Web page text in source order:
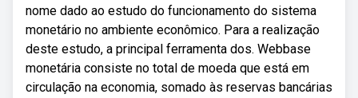
nome dado ao estudo do funcionamento do sistema
monetário no ambiente econômico. Para a realização
deste estudo, a principal ferramenta dos. Webbase
monetária consiste no total de moeda que está em
circulação na economia, somado às reservas bancárias